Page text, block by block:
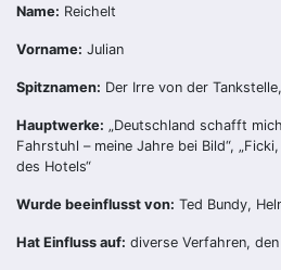
Name: Reichelt
Vorname: Julian
Spitznamen: Der Irre von der
Hauptwerke: „Deutschland schafft
Fahrstuhl – meine Jahre bei Bild“,
des Hotels“
Wurde beeinflusst von: Ted Bundy,
Hat Einfluss auf: diverse Verfahren,